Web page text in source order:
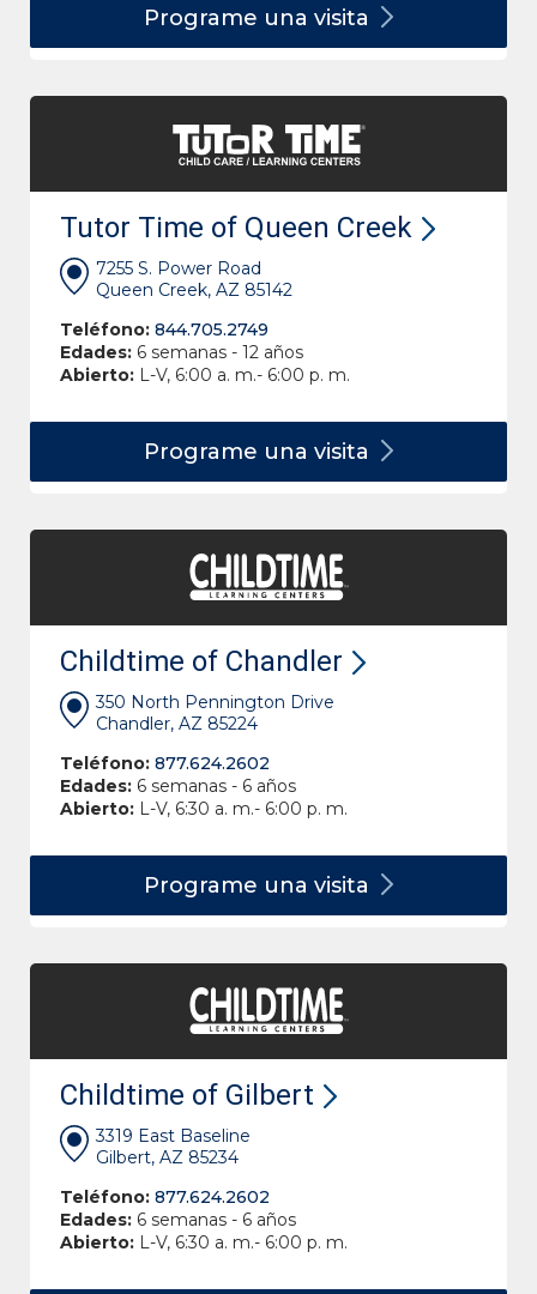
Programe una visita
Tutor Time of Queen Creek
7255 S. Power Road
Queen Creek, AZ 85142
Teléfono: 844.705.2749
Edades: 6 semanas - 12 años
Abierto: L-V, 6:00 a. m.- 6:00 p. m.
Programe una visita
Childtime of Chandler
350 North Pennington Drive
Chandler, AZ 85224
Teléfono: 877.624.2602
Edades: 6 semanas - 6 años
Abierto: L-V, 6:30 a. m.- 6:00 p. m.
Programe una visita
Childtime of Gilbert
3319 East Baseline
Gilbert, AZ 85234
Teléfono: 877.624.2602
Edades: 6 semanas - 6 años
Abierto: L-V, 6:30 a. m.- 6:00 p. m.